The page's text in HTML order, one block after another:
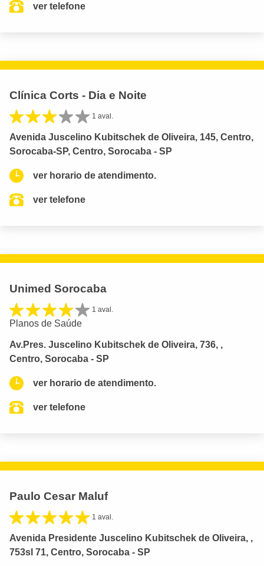
ver telefone
Clínica Corts - Dia e Noite
1 aval.
Avenida Juscelino Kubitschek de Oliveira, 145, Centro,
Sorocaba-SP, Centro, Sorocaba - SP
ver horario de atendimento.
ver telefone
Unimed Sorocaba
1 aval.
Planos de Saúde
Av.Pres. Juscelino Kubitschek de Oliveira, 736, ,
Centro, Sorocaba - SP
ver horario de atendimento.
ver telefone
Paulo Cesar Maluf
1 aval.
Avenida Presidente Juscelino Kubitschek de Oliveira, ,
753sl 71, Centro, Sorocaba - SP